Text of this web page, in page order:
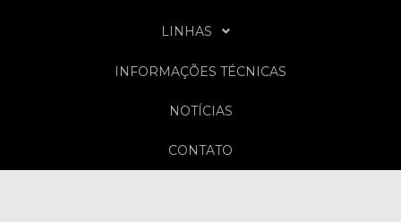
LINHAS
INFORMAÇÕES TÉCNICAS
NOTÍCIAS
CONTATO